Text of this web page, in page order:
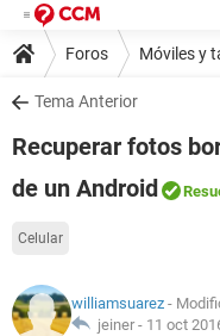
Foros Móviles y
Tema Anterior
Recuperar fotos
de un Android
Celular
williamsuarez -
jeiner - 11 oct